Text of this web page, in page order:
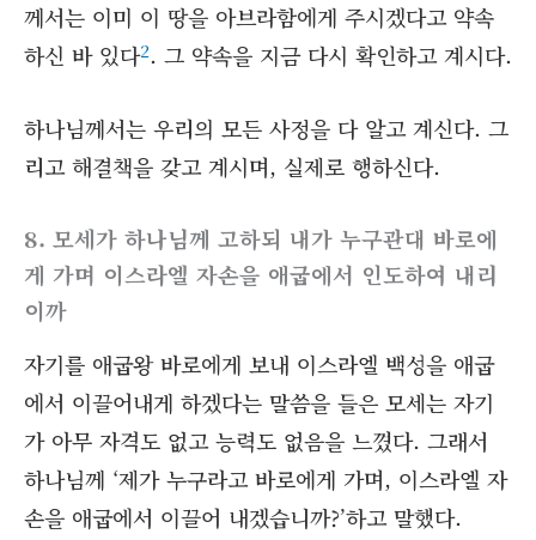
께서는 이미 이 땅을 아브라함에게 주시겠다고 약속
하신 바 있다2. 그 약속을 지금 다시 확인하고 계시다.
하나님께서는 우리의 모든 사정을 다 알고 계신다. 그
리고 해결책을 갖고 계시며, 실제로 행하신다.
8. 모세가 하나님께 고하되 내가 누구관대 바로에
게 가며 이스라엘 자손을 애굽에서 인도하여 내리
이까
자기를 애굽왕 바로에게 보내 이스라엘 백성을 애굽
에서 이끌어내게 하겠다는 말씀을 들은 모세는 자기
가 아무 자격도 없고 능력도 없음을 느꼈다. 그래서
하나님께 ‘제가 누구라고 바로에게 가며, 이스라엘 자
손을 애굽에서 이끌어 내겠습니까?’하고 말했다.